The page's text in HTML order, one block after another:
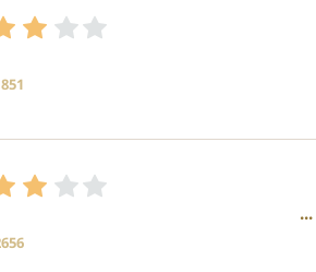
1851
2656